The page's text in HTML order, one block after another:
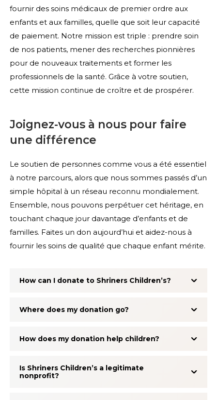
fournir des soins médicaux de premier ordre aux
enfants et aux familles, quelle que soit leur capacité
de paiement. Notre mission est triple : prendre soin
de nos patients, mener des recherches pionnières
pour de nouveaux traitements et former les
professionnels de la santé. Grâce à votre soutien,
cette mission continue de croître et de prospérer.
Joignez-vous à nous pour faire
une différence
Le soutien de personnes comme vous a été essentiel
à notre parcours, alors que nous sommes passés d’un
simple hôpital à un réseau reconnu mondialement.
Ensemble, nous pouvons perpétuer cet héritage, en
touchant chaque jour davantage d’enfants et de
familles. Faites un don aujourd’hui et aidez-nous à
fournir les soins de qualité que chaque enfant mérite.
How can I donate to Shriners Children’s?
Where does my donation go?
How does my donation help children?
Is Shriners Children’s a legitimate
nonprofit?